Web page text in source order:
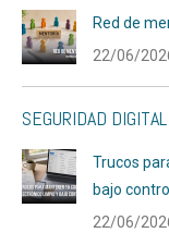
Red de
22/06/
SEGURIDAD DIGITAL
Trucos
bajo control
22/06/